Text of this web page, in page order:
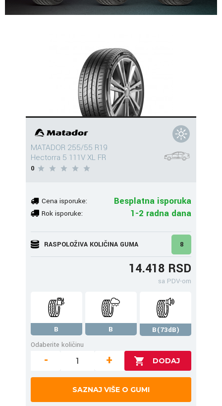
MATADOR 255/55 R19
Hectorra 5 111V XL FR
0
Cena isporuke: Besplatna isporuka
Rok isporuke: 1-2 radna dana
RASPOLOŽIVA KOLIČINA GUMA 8
14.418 RSD
sa PDV-om
B B
B(73dB)
Odaberite količinu
- +
SAZNAJ VIŠE O GUMI